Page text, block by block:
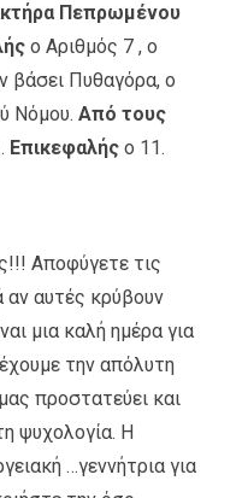
Πεπρωμένου
ο Αριθμός 7 , ο
βάσει Πυθαγόρα, ο
Νόμου. Από τους
Επικεφαλής ο 11.
Αποφύγετε τις
αν αυτές κρύβουν
μια καλή ημέρα για
την απόλυτη
προστατεύει και
ψυχολογία. Η
…γεννήτρια για